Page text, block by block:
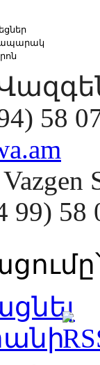
58
99)